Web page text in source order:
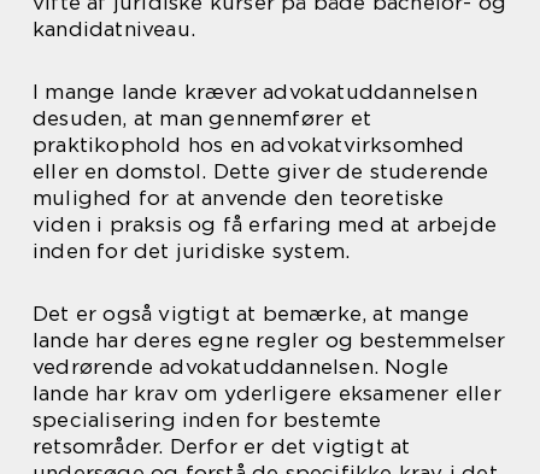
kandidatniveau.
I mange lande kræver advokatuddannelsen
desuden, at man gennemfører et
praktikophold hos en advokatvirksomhed
eller en domstol. Dette giver de studerende
mulighed for at anvende den teoretiske
viden i praksis og få erfaring med at arbejde
inden for det juridiske system.
Det er også vigtigt at bemærke, at mange
lande har deres egne regler og bestemmelser
vedrørende advokatuddannelsen. Nogle
lande har krav om yderligere eksamener eller
specialisering inden for bestemte
retsområder. Derfor er det vigtigt at